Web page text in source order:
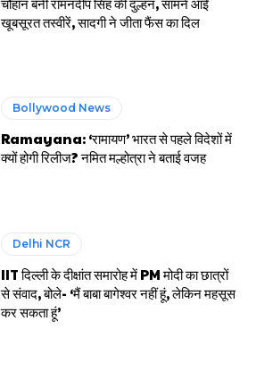
खूबसूरत तस्वीरें, सादगी ने जीता फैंस का दिल
Bollywood News
Ramayana: ‘रामायण’ भारत से पहले विदेशों में
क्यों होगी रिलीज? नमित मल्होत्रा ने बताई वजह
Delhi NCR
IIT दिल्ली के दीक्षांत समारोह में PM मोदी का छात्रों
से संवाद, बोले- ‘मैं बाबा बागेश्वर नहीं हूं, लेकिन महसूस
कर सकता हूं’